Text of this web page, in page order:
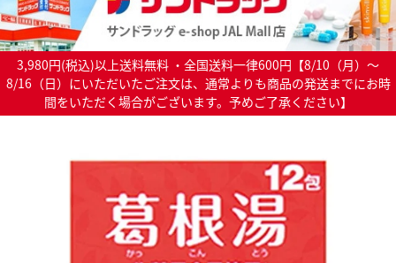
3,980円(税込)以上送料無料 ・全国送料一律600円【8/10（月）～
8/16（日）にいただいたご注文は、通常よりも商品の発送までにお時
間をいただく場合がございます。予めご了承ください】